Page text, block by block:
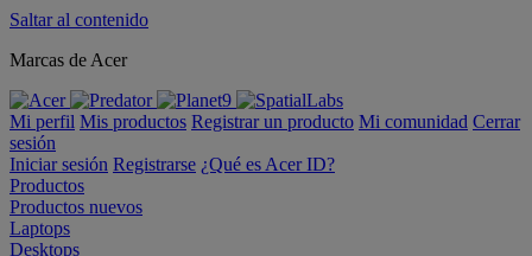
Saltar al contenido
Marcas de Acer
Mi perfil Mis productos Registrar un producto Mi comunidad Cerrar
sesión
Iniciar sesión Registrarse ¿Qué es Acer ID?
Productos
Productos nuevos
Laptops
Desktops